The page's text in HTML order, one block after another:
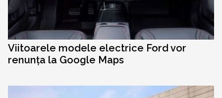
Viitoarele modele electrice Ford vor
renunța la Google Maps